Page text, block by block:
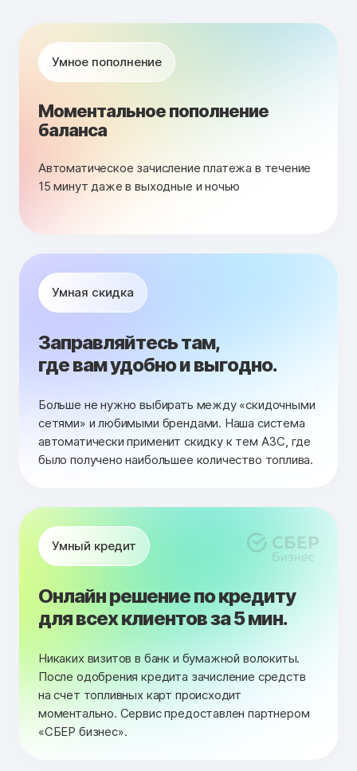
Умное пополнение
Моментальное пополнение
баланса
Автоматическое зачисление платежа в течение
15 минут даже в выходные и ночью
Умная скидка
Заправляйтесь там,
где вам удобно и выгодно.
Больше не нужно выбирать между «скидочными
сетями» и любимыми брендами. Наша система
автоматически применит скидку к тем АЗС, где
было получено наибольшее количество топлива.
Умный кредит
Онлайн решение по кредиту
для всех клиентов за 5 мин.
Никаких визитов в банк и бумажной волокиты.
После одобрения кредита зачисление средств
на счет топливных карт происходит
моментально. Сервис предоставлен партнером
«СБЕР бизнес».